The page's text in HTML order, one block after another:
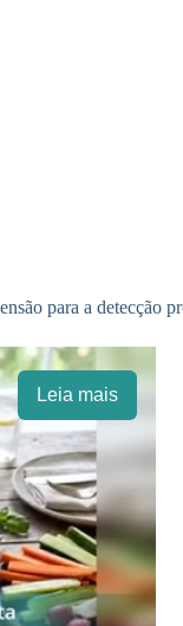
para a detecção
Leia mais